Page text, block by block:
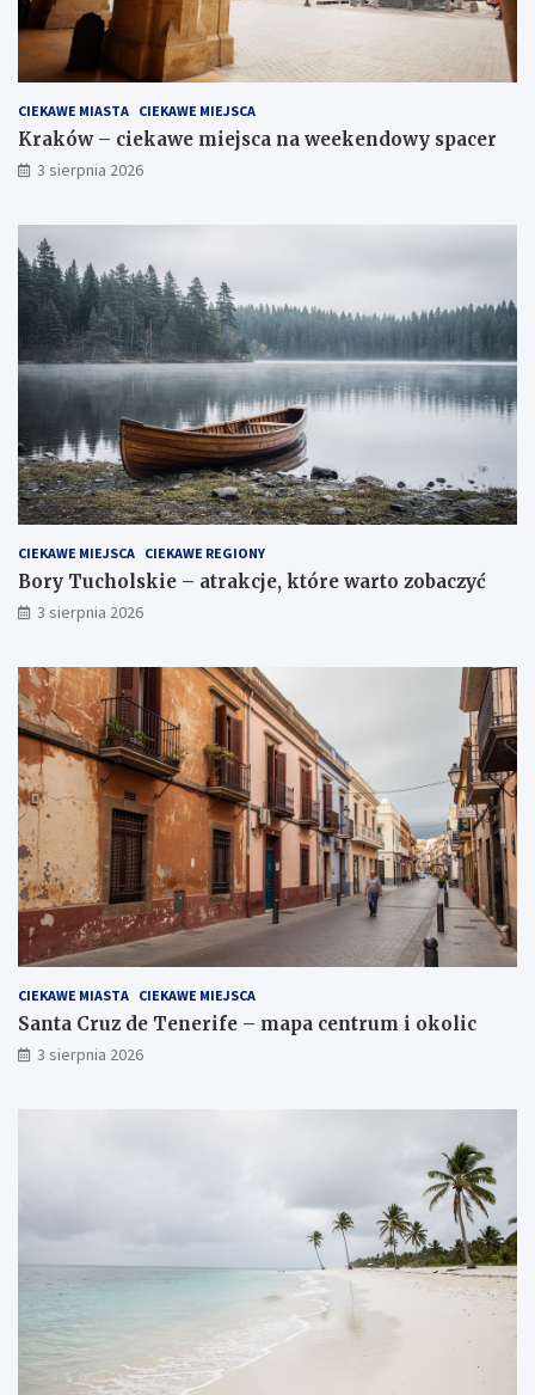
CIEKAWE MIASTA CIEKAWE MIEJSCA
Kraków – ciekawe miejsca na weekendowy spacer
3 sierpnia 2026
CIEKAWE MIEJSCA CIEKAWE REGIONY
Bory Tucholskie – atrakcje, które warto zobaczyć
3 sierpnia 2026
CIEKAWE MIASTA CIEKAWE MIEJSCA
Santa Cruz de Tenerife – mapa centrum i okolic
3 sierpnia 2026